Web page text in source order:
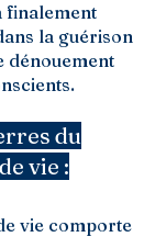
finalement
la guérison
dénouement
du
vie :
vie comporte